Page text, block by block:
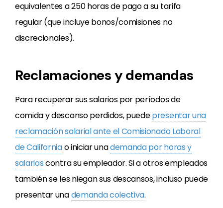
equivalentes a 250 horas de pago a su tarifa
regular (que incluye bonos/comisiones no
discrecionales).
Reclamaciones y demandas
Para recuperar sus salarios por períodos de
comida y descanso perdidos, puedepresentar una
reclamación salarial ante el Comisionado Laboral
de Californiao iniciar unademanda por horas y
salarioscontra su empleador. Si a otros empleados
también se les niegan sus descansos, incluso puede
presentar unademanda colectiva.